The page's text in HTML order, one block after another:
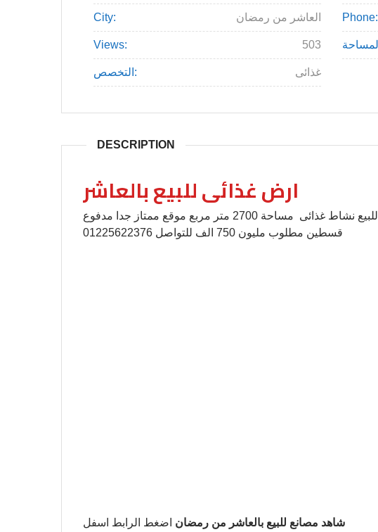
City: العاشر من رمضان Phone:
Views: 503
التخصص: غذائى
DESCRIPTION
ارض غذائى للبيع بالعاشر
ارض غذائى للبيع بالعاشر,ارض صناعى للبيع نشاط غذائى مساحة 2700 متر مربع موقع ممتاز جدا مدفوع
قسطين مطلوب مليون 750 الف للتواصل 01225622376
شاهد مصانع للبيع بالعاشر من رمضان اضغط الرابط اسفل